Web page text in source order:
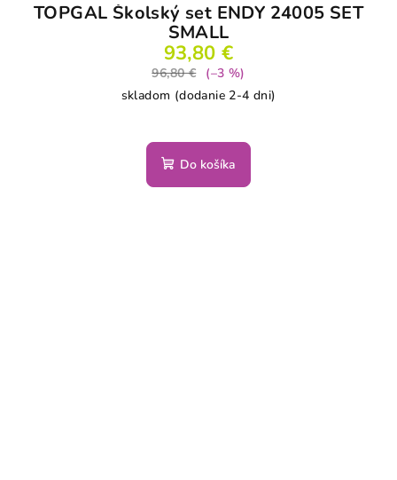
TOPGAL Školský set ENDY 24005 SET
SMALL
93,80 €
96,80 €
(–3 %)
skladom (dodanie 2-4 dni)
Do košíka